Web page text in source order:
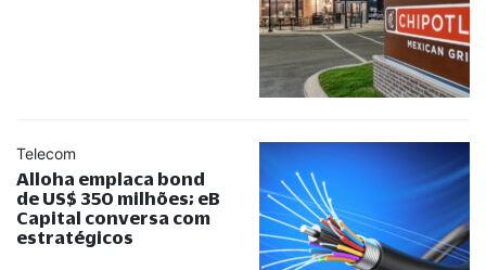
Telecom
Alloha emplaca bond
de US$ 350 milhões; eB
Capital conversa com
estratégicos